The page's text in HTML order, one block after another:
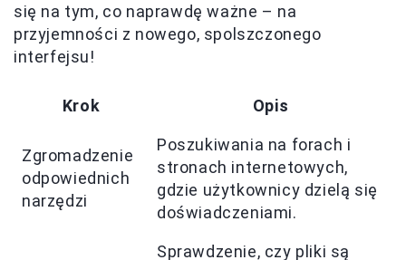
się na tym, co naprawdę ważne – na
przyjemności z nowego, spolszczonego
interfejsu!
Krok Opis
Zgromadzenie
odpowiednich
narzędzi
Poszukiwania na forach i
stronach internetowych,
gdzie użytkownicy dzielą się
doświadczeniami.
Sprawdzenie, czy pliki są